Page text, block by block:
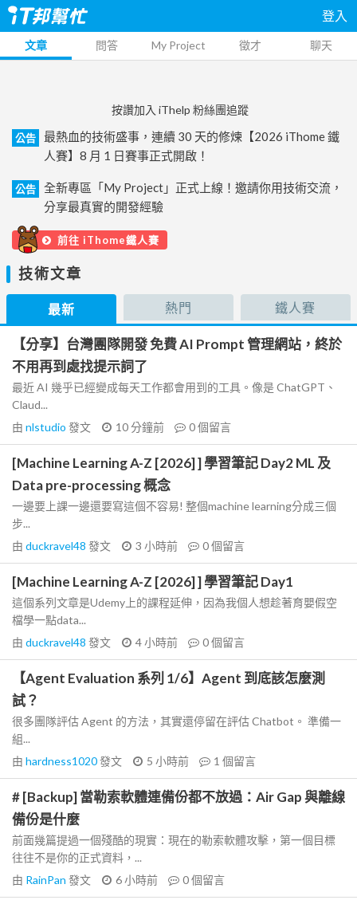
登入
文章 問答 My Project 徵才 聊天
按讚加入 iThelp 粉絲團追蹤
公告
最熱血的技術盛事，連續 30 天的修煉【2026 iThome 鐵
人賽】8 月 1 日賽事正式開啟！
公告
全新專區「My Project」正式上線！邀請你用技術交流，
分享最真實的開發經驗
前往 iThome鐵人賽
技術文章
最新 熱門 鐵人賽
【分享】台灣團隊開發 免費 AI Prompt 管理網站，終於
不用再到處找提示詞了
最近 AI 幾乎已經變成每天工作都會用到的工具。像是 ChatGPT、
Claud...
由 nlstudio 發文 10 分鐘前 0個留言
[Machine Learning A-Z [2026] ] 學習筆記 Day2 ML 及
Data pre-processing 概念
一邊要上課一邊還要寫這個不容易! 整個machine learning分成三個
步...
由 duckravel48 發文 3 小時前 0個留言
[Machine Learning A-Z [2026] ] 學習筆記 Day1
這個系列文章是Udemy上的課程延伸，因為我個人想趁著育嬰假空
檔學一點data...
由 duckravel48 發文 4 小時前 0個留言
【Agent Evaluation 系列 1/6】Agent 到底該怎麼測
試？
很多團隊評估 Agent 的方法，其實還停留在評估 Chatbot。 準備一
組...
由 hardness1020發文 5 小時前 1 個留言
# [Backup] 當勒索軟體連備份都不放過：Air Gap 與離線
備份是什麼
前面幾篇提過一個殘酷的現實：現在的勒索軟體攻擊，第一個目標
往往不是你的正式資料，...
由 RainPan 發文 6 小時前 0個留言